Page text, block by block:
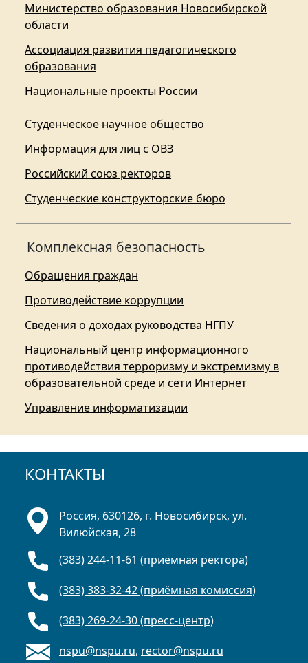
Министерство образования Новосибирской
области
Ассоциация развития педагогического
образования
Национальные проекты России
Студенческое научное общество
Информация для лиц с ОВЗ
Российский союз ректоров
Студенческие конструкторские бюро
Комплексная безопасность
Обращения граждан
Противодействие коррупции
Сведения о доходах руководства НГПУ
Национальный центр информационного
противодействия терроризму и экстремизму в
образовательной среде и сети Интернет
Управление информатизации
КОНТАКТЫ
Россия, 630126, г. Новосибирск, ул.
Вилюйская, 28
(383) 244-11-61 (приёмная ректора)
(383) 383-32-42 (приёмная комиссия)
(383) 269-24-30 (пресс-центр)
nspu@nspu.ru, rector@nspu.ru